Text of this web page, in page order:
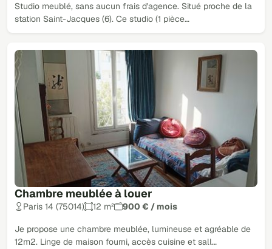
Studio meublé, sans aucun frais d'agence. Situé proche de la
station Saint-Jacques (6). Ce studio (1 pièce…
Chambre meublée à louer
Paris 14 (75014) 12 m² 900 € / mois
Je propose une chambre meublée, lumineuse et agréable de
12m2. Linge de maison fourni, accès cuisine et sall…